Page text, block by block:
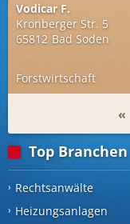
Vodicar F.
Kronberger Str. 5
65812 Bad Soden
Forstwirtschaft
«
Top Branchen
Rechtsanwälte
Heizungsanlagen